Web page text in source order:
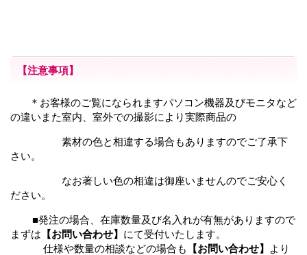
【注意事項】
＊お客様のご覧になられますパソコン機器及びモニタなど
の違いまた室内、室外での撮影により実際商品の
素材の色と相違する場合もありますのでご了承下
さい。
なお著しい色の相違は御座いませんのでご安心く
ださい。
■発注の場合、在庫数量及び名入れが有無がありますので
まずは 【お問い合わせ】 にて受付いたします。
仕様や数量の相談などの場合も
【お問い合わせ】
より